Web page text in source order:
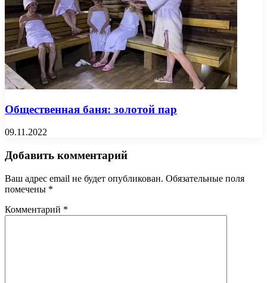
Общественная баня: золотой пар
09.11.2022
Добавить комментарий
Ваш адрес email не будет опубликован. Обязательные поля
помечены *
Комментарий *